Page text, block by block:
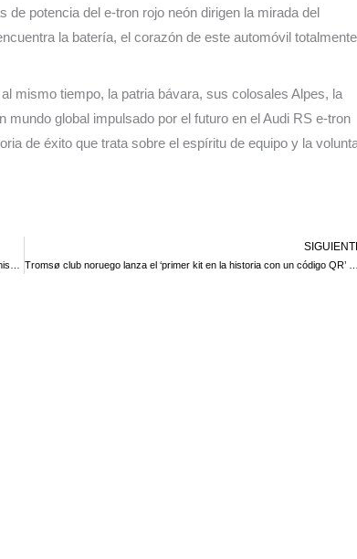
potencia del e-tron rojo neón dirigen la mirada del
la batería, el corazón de este automóvil totalmente
mismo tiempo, la patria bávara, sus colosales Alpes, la
global impulsado por el futuro en el Audi RS e-tron
de éxito que trata sobre el espíritu de equipo y la